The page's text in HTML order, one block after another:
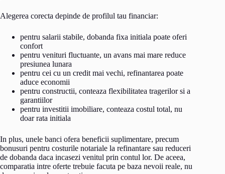
Alegerea corecta depinde de profilul tau financiar:
pentru salarii stabile, dobanda fixa initiala poate oferi
confort
pentru venituri fluctuante, un avans mai mare reduce
presiunea lunara
pentru cei cu un credit mai vechi, refinantarea poate
aduce economii
pentru constructii, conteaza flexibilitatea tragerilor si a
garantiilor
pentru investitii imobiliare, conteaza costul total, nu
doar rata initiala
In plus, unele banci ofera beneficii suplimentare, precum
bonusuri pentru costurile notariale la refinantare sau reduceri
de dobanda daca incasezi venitul prin contul lor. De aceea,
comparatia intre oferte trebuie facuta pe baza nevoii reale, nu